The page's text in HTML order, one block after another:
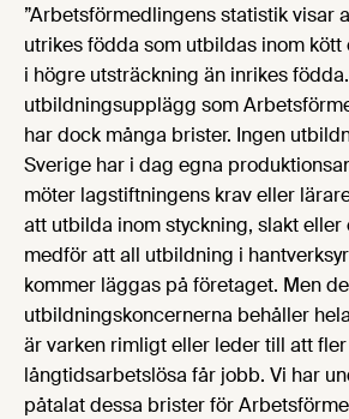
”Arbetsförmedlingens statistik visar
utrikes födda som utbildas inom
i högre utsträckning än inrikes
utbildningsupplägg som
har dock många brister. Ingen
Sverige har i dag egna
möter lagstiftningens krav eller
att utbilda inom styckning, slakt eller
medför att all utbildning i
kommer läggas på företaget. Men
utbildningskoncernerna behåller
är varken rimligt eller leder till att fler
långtidsarbetslösa får jobb. Vi har
påtalat dessa brister för